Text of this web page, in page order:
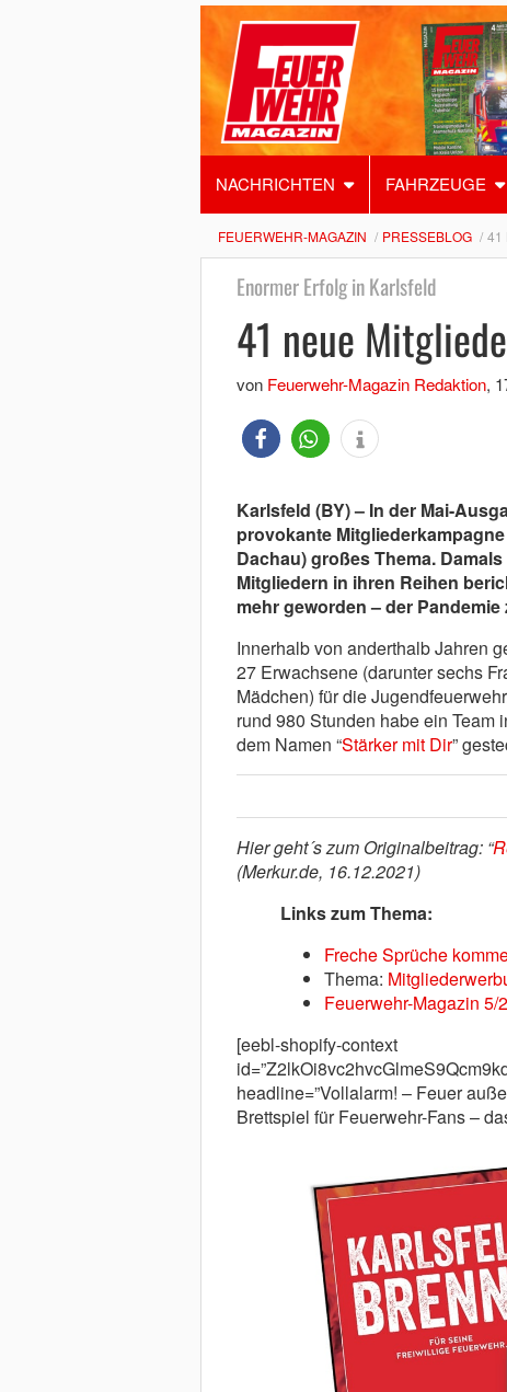
NACHRICHTEN FAHRZEUGE
FEUERWEHR-MAGAZIN PRESSEBLOG 41
Enormer Erfolg in Karlsfeld
41 neue
von Feuerwehr-Magazin Redaktion,
Karlsfeld (BY) – In der Mai-
provokante
Dachau) großes Thema.
Mitgliedern in ihren Reihen
mehr geworden – der Pandemie
Innerhalb von anderthalb Jahren
27 Erwachsene (darunter sechs
Mädchen) für die
rund 980 Stunden habe ein
dem Namen “Stärker mit Dir”
Hier geht´s zum Originalbeitrag: “
(Merkur.de, 16.12.2021)
Links zum Thema:
Freche Sprüche
Thema:
Feuerwehr-Magazin 5/
[eebl-shopify-context
headline=”Vollalarm! – Feuer
Brettspiel für Feuerwehr-Fans –